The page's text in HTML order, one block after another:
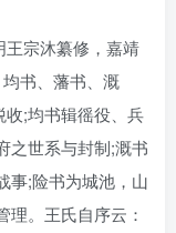
宗沐纂修，嘉靖
书、藩书、溉
;均书辑徭役、兵
之世系与封制;溉书
事;险书为城池，山
理。王氏自序云：